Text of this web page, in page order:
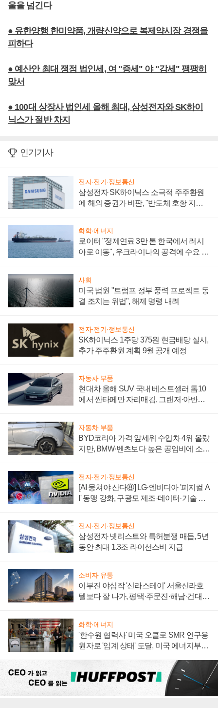
울을 넘긴다
● 유한양행 한미약품, 개량신약으로 복제약시장 경쟁을
피하다
● 예산안 최대 쟁점 법인세, 여 "증세" 야 "감세" 팽팽히
맞서
● 100대 상장사 법인세 올해 최대, 삼성전자와 SK하이
닉스가 절반 차지
인기기사
전자·전기·정보통신
삼성전자 SK하이닉스 소극적 주주환원
에 해외 증권가 비판, "반도체 호황 지속
화학·에너지
로이터 "정제연료 3만 톤 한국에서 러시
아로 이동", 우크라이나의 공격에 수요 늘
사회
미국 법원 "트럼프 정부 풍력 프로젝트 동
결 조치는 위법", 해제 명령 내려
전자·전기·정보통신
SK하이닉스 1주당 375원 현금배당 실시,
추가 주주환원 계획 9월 공개 예정
자동차·부품
현대차 올해 SUV 국내 베스트셀러 톱10
에서 싼타페만 자리매김, 그랜저·아반떼
자동차·부품
BYD코리아 가격 앞세워 수입차 4위 올랐
지만, BMW·벤츠보다 높은 공임비에 소비
전자·전기·정보통신
[AI 뭉쳐야 산다⑧] LG·엔비디아 '피지컬 A
I' 동맹 강화, 구광모 제조·데이터·기술 결
전자·전기·정보통신
삼성전자 넷리스트와 특허분쟁 매듭, 5년
동안 최대 1.3조 라이선스비 지급
소비자·유통
이부진 야심작 '신라스테이' 서울신라호
텔보다 잘 나가, 평택·주문진·해남·건대로
화학·에너지
'한수원 협력사' 미국 오클로 SMR 연구용
원자로 '임계 상태' 도달, 미국 에너지부